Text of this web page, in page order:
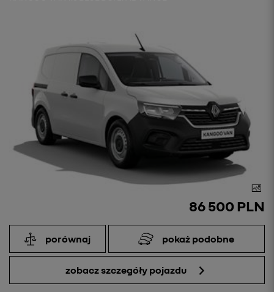
86 500 PLN
porównaj pokaż podobne
zobacz szczegóły pojazdu